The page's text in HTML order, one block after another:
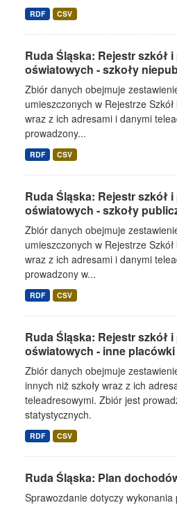
RDF CSV
Ruda Śląska: Rejestr szkół
oświatowych - szkoły
Zbiór danych obejmuje
umieszczonych w Rejestrze
wraz z ich adresami i danymi
prowadzony...
RDF CSV
Ruda Śląska: Rejestr szkół
oświatowych - szkoły
Zbiór danych obejmuje
umieszczonych w Rejestrze
wraz z ich adresami i danymi
prowadzony w...
RDF CSV
Ruda Śląska: Rejestr szkół
oświatowych - inne placówki
Zbiór danych obejmuje
innych niż szkoły wraz z ich
teleadresowymi. Zbiór jest
statystycznych.
RDF CSV
Ruda Śląska: Plan
Sprawozdanie dotyczy